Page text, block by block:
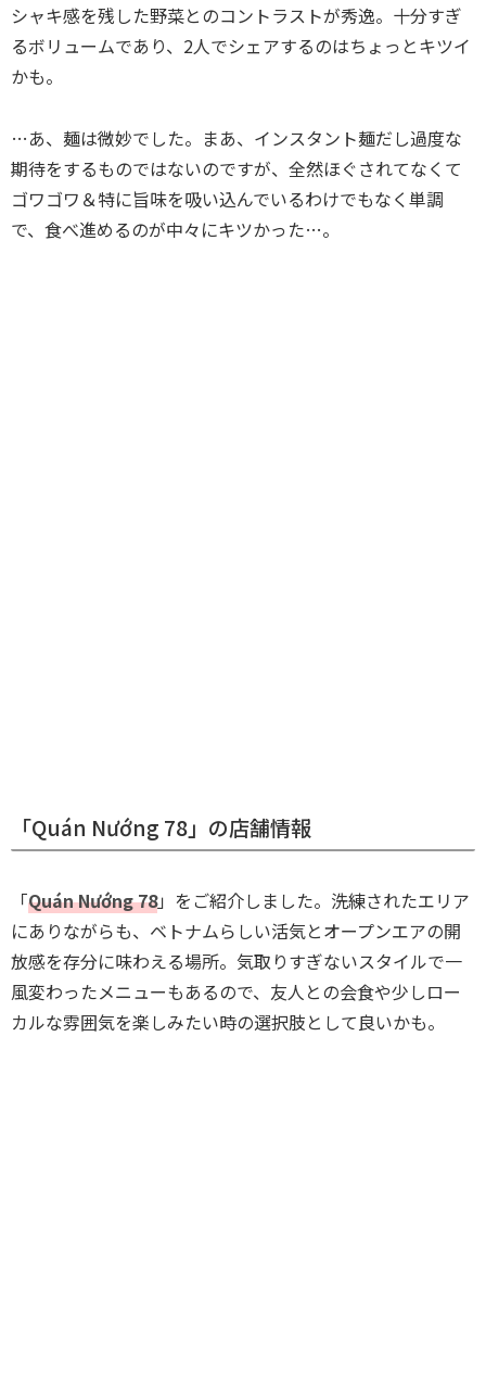
シャキ感を残した野菜とのコントラストが秀逸。十分すぎ
るボリュームであり、2人でシェアするのはちょっとキツイ
かも。
…あ、麺は微妙でした。まあ、インスタント麺だし過度な
期待をするものではないのですが、全然ほぐされてなくて
ゴワゴワ＆特に旨味を吸い込んでいるわけでもなく単調
で、食べ進めるのが中々にキツかった…。
「Quán Nướng 78」の店舗情報
「Quán Nướng 78」をご紹介しました。洗練されたエリア
にありながらも、ベトナムらしい活気とオープンエアの開
放感を存分に味わえる場所。気取りすぎないスタイルで一
風変わったメニューもあるので、友人との会食や少しロー
カルな雰囲気を楽しみたい時の選択肢として良いかも。